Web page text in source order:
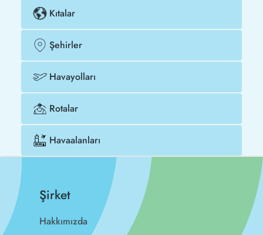
Kıtalar
Şehirler
Havayolları
Rotalar
Havaalanları
Şirket
Hakkımızda